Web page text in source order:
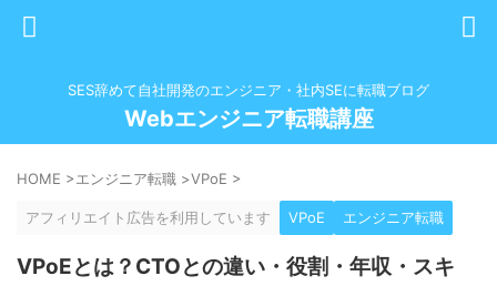
SES辞めて自社開発のエンジニア・社内SEに転職ブログ
Webエンジニア転職講座
HOME >エンジニア転職 >VPoE >
アフィリエイト広告を利用しています VPoE エンジニア転職
VPoEとは？CTOとの違い・役割・年収・スキ